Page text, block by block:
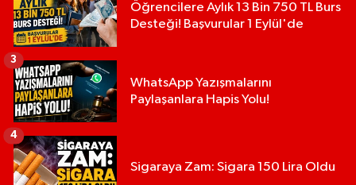
Öğrencilere Aylık 13 Bin 750 TL Burs
Desteği! Başvurular 1 Eylül'de
WhatsApp Yazışmalarını
Paylaşanlara Hapis Yolu!
3
Sigaraya Zam: Sigara 150 Lira Oldu
4